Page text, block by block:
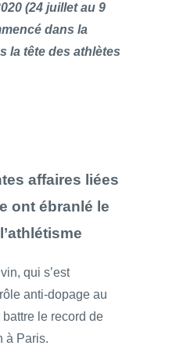
(24 juillet au 9
dans la
la tête des athlètes
affaires liées
ont ébranlé le
qui s’est
anti-dopage au
battre le record de
à Paris.